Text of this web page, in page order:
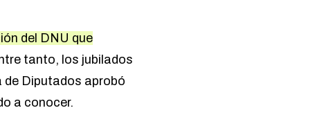
del DNU que
tanto, los jubilados
de Diputados aprobó
a conocer.